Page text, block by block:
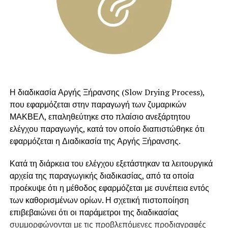
Αλατοπιπερώνουμε το μείγμα και προσθέτουμε το κύμινο,
το σκόρδο και λίγο ελαιόλαδο. Ρίχνουμε τους κρόκους και
το ασπράδι και ζυμώνουμε καλά.
Πλάθουμε τα σουτζουκάκια, τα αλευρώνουμε ελαφρά και
Τηγανίζουμε σε ελαιόλαδο .
Ετοιμάζουμε τη σάλτσα
Ζεσταίνουμε το βούτυρο και το ελαιόλαδο σε κατσαρόλα
το σκεύος και ρίχνουμε την τριμμένη ντομάτα.
Αφού τη σοτάρουμε και αυτή λίγο, ρίχνουμε 1 ποτηράκι
ζεστό νερό , τη ζάχαρη, το κύμινο, αλάτι και πιπέρι.
Αφήνουμε τη σάλτσα να πάρει βράση.
Η διαδικασία Αργής Ξήρανσης (Slow Drying Process),
που εφαρμόζεται στην παραγωγή των ζυμαρικών
ΜΑΚΒΕΛ, επαληθεύτηκε στο πλαίσιο ανεξάρτητου
ελέγχου παραγωγής, κατά τον οποίο διαπιστώθηκε ότι
εφαρμόζεται η Διαδικασία της Αργής Ξήρανσης.
Κατά τη διάρκεια του ελέγχου εξετάστηκαν τα λειτουργικά
αρχεία της παραγωγικής διαδικασίας, από τα οποία
προέκυψε ότι η μέθοδος εφαρμόζεται με συνέπεια εντός
των καθορισμένων ορίων. Η σχετική πιστοποίηση
επιβεβαιώνει ότι οι παράμετροι της διαδικασίας
συμμορφώνονται με τις προβλεπόμενες προδιαγραφές